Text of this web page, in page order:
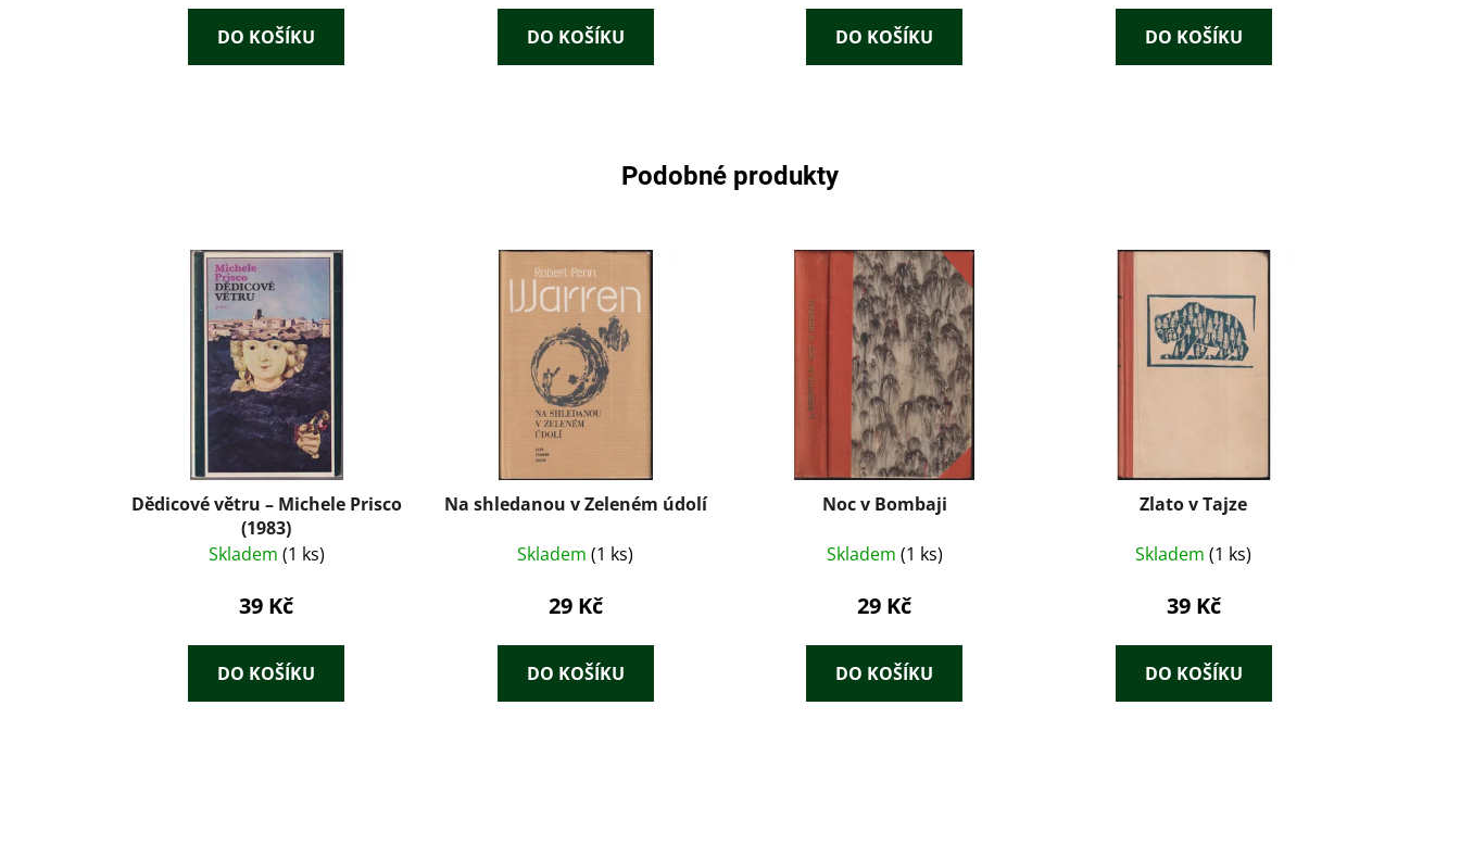
DO KOŠÍKU DO KOŠÍKU DO KOŠÍKU DO KOŠÍKU
Podobné produkty
Dědicové větru – Michele Prisco
(1983)
Skladem (1 ks)
39 Kč
DO KOŠÍKU
Na shledanou v Zeleném údolí
Skladem(1 ks)
29 Kč
DO KOŠÍKU
Noc v Bombaji
Skladem (1 ks)
29 Kč
DO KOŠÍKU
Zlato v Tajze
Skladem(1 ks)
39 Kč
DO KOŠÍKU